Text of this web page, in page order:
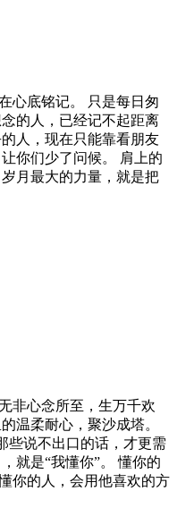
心底铭记。 只是每日匆
的人，已经记不起距离
人，现在只能靠看朋友
你们少了问候。 肩上的
月最大的力量，就是把
非心念所至，生万千欢
温柔耐心，聚沙成塔。
说不出口的话，才更需
就是“我懂你”。 懂你的
你的人，会用他喜欢的方